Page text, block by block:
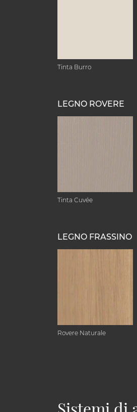
Tinta Burro
LEGNO ROVERE
Tinta Cuvée
LEGNO FRASSINO
Rovere Naturale